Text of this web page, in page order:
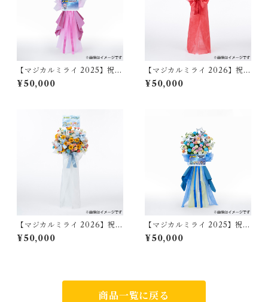
【マジカルミライ 2025】祝い
花/巡音ルカ（大阪）
¥50,000
【マジカルミライ 2026】祝い
花/MEIKO（大阪）
¥50,000
【マジカルミライ 2026】祝い
花/マジカルミライ 2026（大
阪）
¥50,000
【マジカルミライ 2025】祝い
花/マジカルミライ 2025（大
阪）
¥50,000
商品一覧に戻る